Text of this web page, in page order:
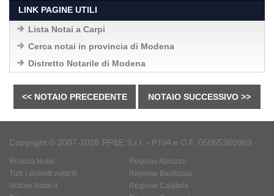
LINK PAGINE UTILI
Lista Notai a Carpi
Cerca notai in provincia di Modena
Distretto Notarile di Modena
<< NOTAIO PRECEDENTE NOTAIO SUCCESSIVO >>
Copyright © 2007-2026 PP&E S.r.l. - P.IVA e C.F. 05055360969
Ricerca Notai
Tutti i distretti notarili
Notizie Notai.it
Regione Abruzzo
Regione Basilicata
Regione Calabria